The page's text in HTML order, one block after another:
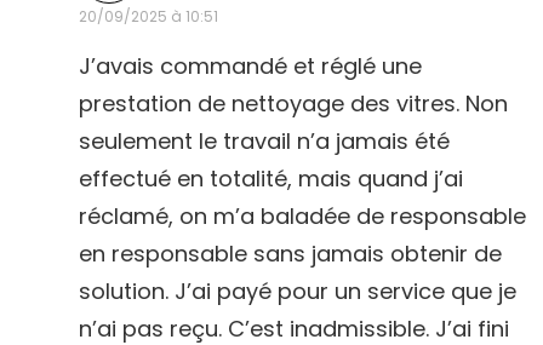
:
20/09/2025 à 10:51
J’avais commandé et réglé une
prestation de nettoyage des vitres. Non
seulement le travail n’a jamais été
effectué en totalité, mais quand j’ai
réclamé, on m’a baladée de responsable
en responsable sans jamais obtenir de
solution. J’ai payé pour un service que je
n’ai pas reçu. C’est inadmissible. J’ai fini